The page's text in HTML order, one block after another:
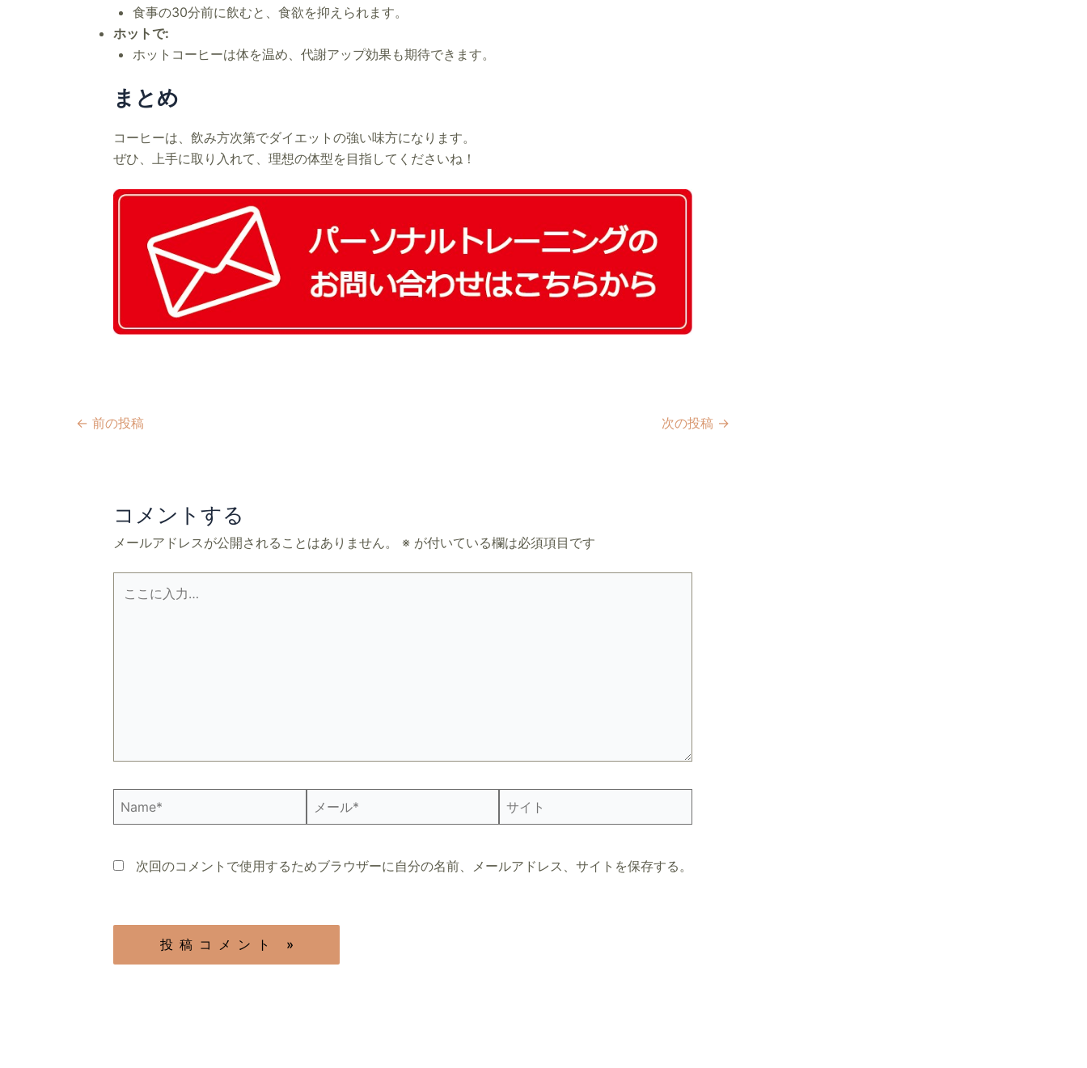
食事の30分前に飲むと、食欲を抑えられます。
ホットで:
ホットコーヒーは体を温め、代謝アップ効果も期待できます。
まとめ
コーヒーは、飲み方次第でダイエットの強い味方になります。
ぜひ、上手に取り入れて、理想の体型を目指してくださいね！
← 前の投稿 次の投稿 →
コメントする
メールアドレスが公開されることはありません。 ※ が付いている欄は必須項目です
Name*
*
サ
次回のコメントで使用するためブラウザーに自分の名前、メールアドレス、サイトを保存する。